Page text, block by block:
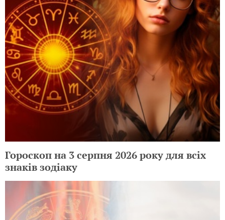
Гороскоп на 3 серпня 2026 року для всіх
знаків зодіаку